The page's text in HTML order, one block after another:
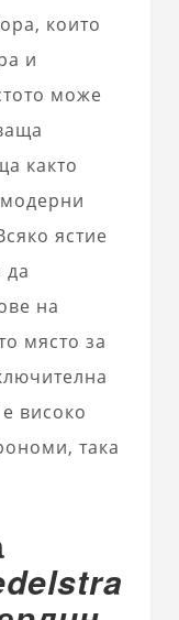
които
и
може
както
ястие
да
на
място за
високо
така